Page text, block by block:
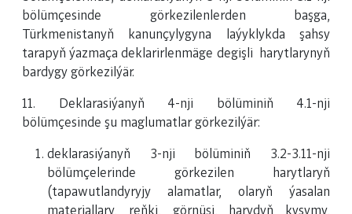
bölümçesinde görkezilenlerden başga,
Türkmenistanyň kanunçylygyna laýyklykda şahsy
tarapyň ýazmaça deklarirlenmäge degişli harytlarynyň
bardygy görkezilýär.
11. Deklarasiýanyň 4-nji bölüminiň 4.1-nji
bölümçesinde şu maglumatlar görkezilýär:
deklarasiýanyň 3-nji bölüminiň 3.2-3.11-nji
bölümçelerinde görkezilen harytlaryň
(tapawutlandyryjy alamatlar, olaryň ýasalan
materiallary, reňki, görnüşi, harydyň kysymy,